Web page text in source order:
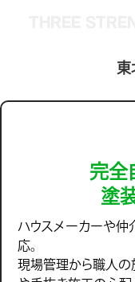
東
完全
塗
ハウスメーカーや仲
応。
現場管理から職人の